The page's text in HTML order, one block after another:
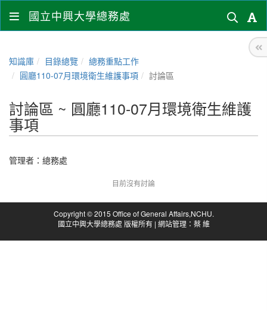
國立中興大學總務處
知識庫 目錄總覽
總務重點工作
圓廳110-07月環境衛生維護事項
討論區
討論區 ~ 圓廳110-07月環境衛生維護
事項
管理者： 總務處
目前沒有討論
Copyright © 2015 Office of General Affairs,NCHU.
國立中興大學總務處 版權所有 | 網站管理：蔡 維